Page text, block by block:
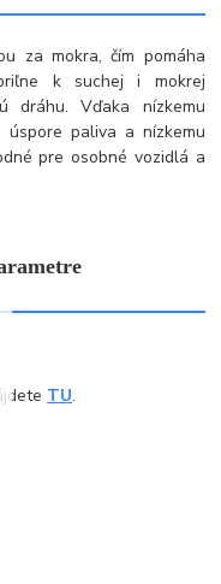
za mokra, čím pomáha
k suchej i mokrej
dráhu. Vďaka nízkemu
paliva a nízkemu
pre osobné vozidlá a
TU.